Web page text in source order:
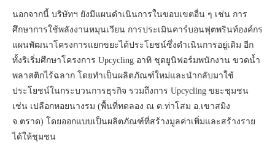
นอกจากนี้ บริษัทฯ ยังมีแผนดำเนินการในขอบเขตอื่น ๆ เช่น การ
ศึกษาการใช้พลังงานหมุนเวียน การประเมินคาร์บอนฟุตพรินท์องค์กร
แผนพัฒนาโครงการแยกขยะได้ประโยชน์ซึ่งดำเนินการอยู่เดิม อีก
ทั้งริเริ่มศึกษาโครงการ Upcycling อาทิ ชุดยูนิฟอร์มพนักงาน ขวดน้ำ
พลาสติกไร้ฉลาก โดยทำเป็นผลิตภัณฑ์ใหม่และนำกลับมาใช้
ประโยชน์ในกระบวนการธุรกิจ รวมถึงการ Upcycling ขยะชุมชน
เช่น เปลือกหอยนางรม (พื้นที่ทดลอง ณ ต.ท่าโสม อ.เขาสมิง
จ.ตราด) โดยออกแบบเป็นผลิตภัณฑ์ที่สร้างมูลค่าเพิ่มและสร้างราย
ได้ให้ชุมชน